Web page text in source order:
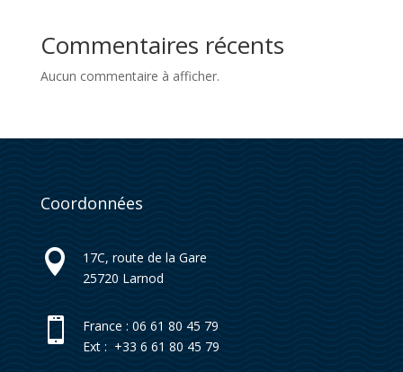
Commentaires récents
Aucun commentaire à afficher.
Coordonnées

17C, route de la Gare
25720 Larnod

France : 06 61 80 45 79
Ext : +33 6 61 80 45 79